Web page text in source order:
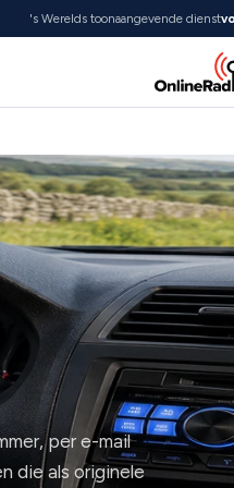
's Werelds toonaangevende dienst
per e-mail
die als originele